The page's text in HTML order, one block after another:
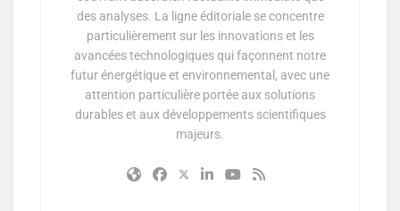
des analyses. La ligne éditoriale se concentre
particulièrement sur les innovations et les
avancées technologiques qui façonnent notre
futur énergétique et environnemental, avec une
attention particulière portée aux solutions
durables et aux développements scientifiques
majeurs.